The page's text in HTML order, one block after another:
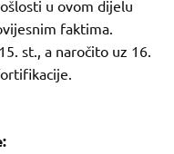
u ovom dijelu
faktima.
st., a naročito uz 16.